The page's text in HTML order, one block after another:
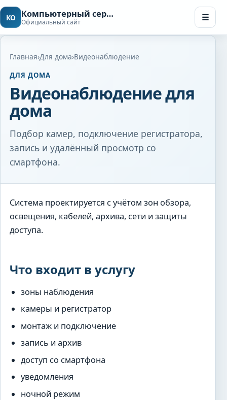
КО Компьютерный сервис в Чебоксарах
Официальный сайт ☰
Главная›Для дома›Видеонаблюдение
ДЛЯ ДОМА
Видеонаблюдение для
дома
Подбор камер, подключение регистратора,
запись и удалённый просмотр со
смартфона.
Система проектируется с учётом зон обзора,
освещения, кабелей, архива, сети и защиты
доступа.
Что входит в услугу
зоны наблюдения
камеры и регистратор
монтаж и подключение
запись и архив
доступ со смартфона
уведомления
ночной режим